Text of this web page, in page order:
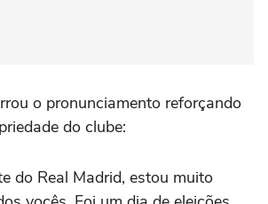
o pronunciamento reforçando
do clube:
do Real Madrid, estou muito